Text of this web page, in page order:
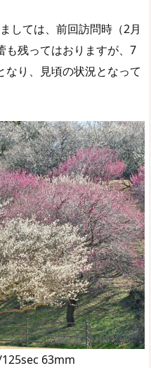
しては、前回訪問時（2月
も残ってはおりますが、7
り、見頃の状況となって
63mm